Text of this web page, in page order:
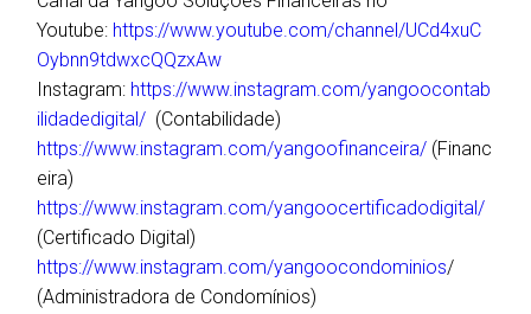
Youtube: https://www.youtube.com/channel/UCd4xuC
Oybnn9tdwxcQQzxAw
Instagram: https://www.instagram.com/yangoocontab
ilidadedigital/ (Contabilidade)
https://www.instagram.com/yangoofinanceira/ (Financ
eira)
https://www.instagram.com/yangoocertificadodigital/
(Certificado Digital)
https://www.instagram.com/yangoocondominios/
(Administradora de Condomínios)